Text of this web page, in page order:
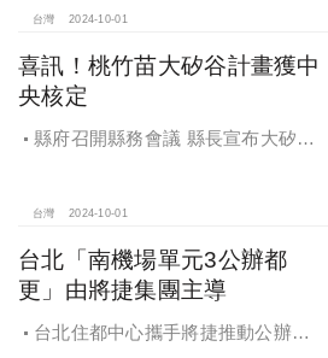
台灣 2024-10-01
喜訊！桃竹苗大矽谷計畫獲中
央核定
縣府召開縣務會議 縣長宣布大矽谷
台灣 2024-10-01
台北「南機場單元3公辦都
更」由將捷集團主導
台北住都中心攜手將捷推動公辦都